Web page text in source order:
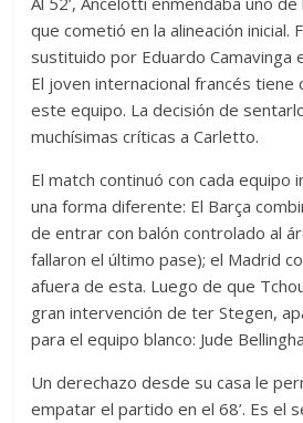
que cometió en la alineación inicial.
sustituido por Eduardo Camavinga
El joven internacional francés tiene
este equipo. La decisión de
muchísimas críticas a Carletto.
El match continuó con cada equipo
una forma diferente: El Barça
de entrar con balón controlado al
fallaron el último pase); el Madrid
afuera de esta. Luego de que
gran intervención de ter Stegen,
para el equipo blanco: Jude
Un derechazo desde su casa le
empatar el partido en el 68’. Es el